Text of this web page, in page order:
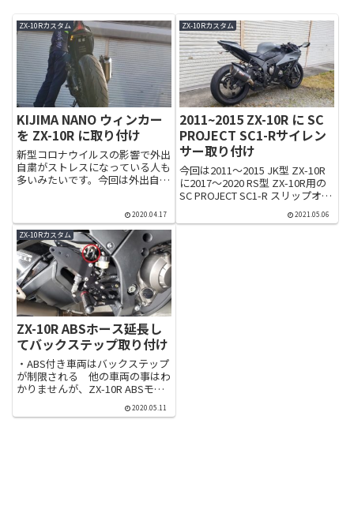
ZX-10Rカスタム
KIJIMA NANO ウィンカー
を ZX-10R に取り付け
新型コロナウイルスの影響で外出
自粛がストレスになっている人も
多いみたいです。今回は外出自粛
ー交換をしました。・もともと付
いている中華ウィンカー 今付
いている中華ウィンカーは左右
セ...
2020.04.17
ZX-10Rカスタム
2011~2015 ZX-10R に SC
PROJECT SC1-Rサイレン
サー取り付け
今回は2011～2015 JK型 ZX-10R
に2017～2020 RS型 ZX-10R用の
SC PROJECT SC1-R スリップオン
が、結論から言うと特に調整もな
2021.05.06
ZX-10Rカスタム
ZX-10R ABSホース延長し
てバックステップ取り付け
・ABS付き車両はバックステップ
が制限される 他の車両の事はわ
かりませんが、ZX-10R ABSモデ
に制限があってあまり自由な選択
2020.05.11